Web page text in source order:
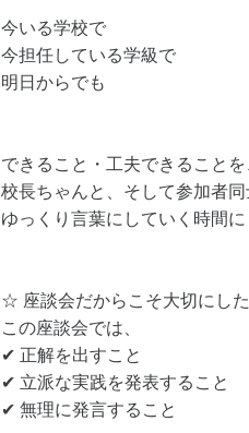
今いる学校で
今担任している学級で
明日からでも
できること・工夫できることを
校長ちゃんと、そして参加者同
ゆっくり言葉にしていく時間に
☆ 座談会だからこそ大切にし
この座談会では、
✔ 正解を出すこと
✔ 立派な実践を発表すること
✔ 無理に発言すること